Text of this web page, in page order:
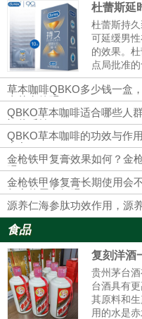
杜蕾斯延
怎么样啊
杜蕾斯持
可延缓男
的效果。
点局批准
佐卡因浓
标准，用
敏感度的
快感应感
草本咖啡QBKO多少钱一盒
真的有效吗
QBKO草本咖啡适合哪些人
评价反馈
QBKO草本咖啡的功效与作
多久
金枪铁甲复膏效果如何？金
吗？
金枪铁甲修复膏长期使用会
复膏使用方便吗？
源养仁海参肽功效作用，源
食品
复刻洋酒
南春厂家
贵州茅台
台酒具有
其原料和
用的水是